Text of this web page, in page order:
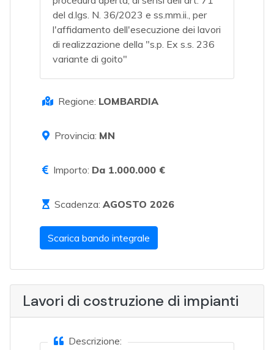
del d.lgs. N. 36/2023 e ss.mm.ii., per
l'affidamento dell'esecuzione dei lavori
di realizzazione della "s.p. Ex s.s. 236
variante di goito"
Regione: LOMBARDIA
Provincia: MN
Importo: Da 1.000.000 €
Scadenza: AGOSTO 2026
Scarica bando integrale
Lavori di costruzione di impianti
Descrizione: